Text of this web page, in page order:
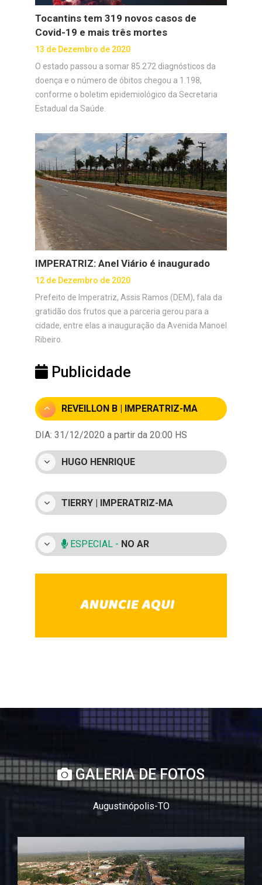
Tocantins tem 319 novos casos de
Covid-19 e mais três mortes
13 de Dezembro de 2020
O estado passou a somar 85.272 diagnósticos da
doença e o número de óbitos chegou a 1.198,
conforme o boletim epidemiológico da Secretaria
Estadual da Saúde.
IMPERATRIZ: Anel Viário é inaugurado
12 de Dezembro de 2020
Prefeito de Imperatriz, Assis Ramos (DEM), fala da
gratidão dos frutos que a parceria gerou para a
cidade, entre elas a inauguração da Avenida Manoel
Ribeiro.
Publicidade
REVEILLON B | IMPERATRIZ-MA
DIA: 31/12/2020 a partir da 20:00 HS
HUGO HENRIQUE
TIERRY | IMPERATRIZ-MA
ESPECIAL - NO AR
GALERIA DE FOTOS
Augustinópolis-TO